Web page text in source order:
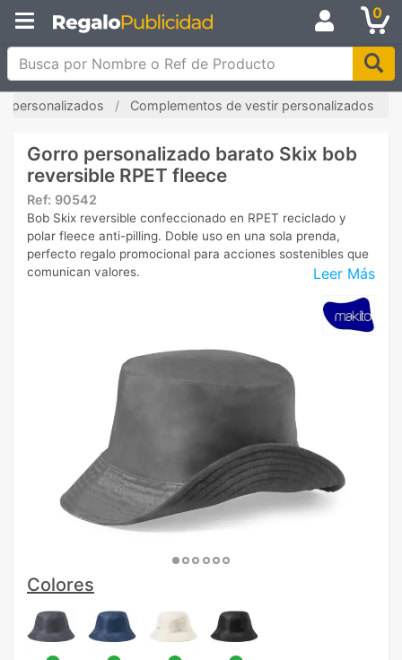
0
Busca por Nombre o Ref de Producto
personalizados Complementos de vestir personalizados
Gorro personalizado barato Skix bob
reversible RPET fleece
Ref: 90542
Leer Más
Bob Skix reversible confeccionado en RPET reciclado y
polar fleece anti-pilling. Doble uso en una sola prenda,
perfecto regalo promocional para acciones sostenibles que
comunican valores.
Colores